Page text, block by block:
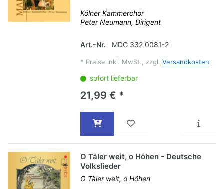
Kölner Kammerchor
Peter Neumann, Dirigent
Art.-Nr. MDG 332 0081-2
* Preise inkl. MwSt., zzgl. Versandkosten
sofort lieferbar
21,99 € *
O Täler weit, o Höhen - Deutsche
Volkslieder
O Täler weit, o Höhen